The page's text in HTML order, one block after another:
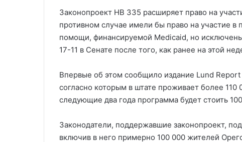
Законопроект HB 335 расширяет право на
противном случае имели бы право на участие
помощи, финансируемой Medicaid, но
17-11 в Сенате после того, как ранее на этой
Впервые об этом сообщило издание Lund
согласно которым в штате проживает более
следующие два года программа будет стоить
Законодатели, поддержавшие законопроект,
включив в него примерно 100 000 жителей